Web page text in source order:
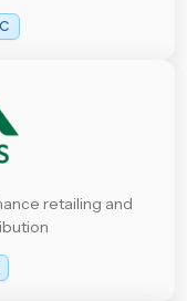
retailing and